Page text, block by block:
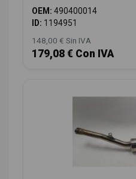
OEM: 490400014
ID: 1194951
148,00 € Sin IVA
179,08 € Con IVA